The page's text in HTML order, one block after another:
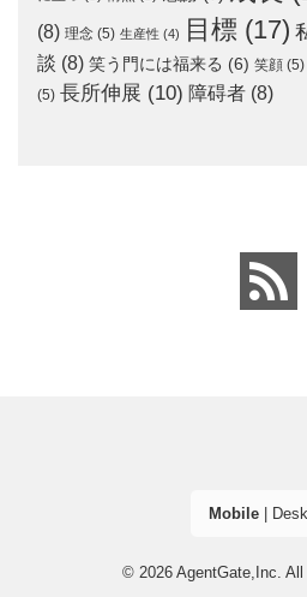
(8) 理念 (5) 生産性 (4) 目標 (17)
談 (8) 笑う門には福来る (6) 笑顔 (5)
(5) 長所伸展 (10) 障碍者 (8)
Mobile|
© 2026 AgentGate,Inc. All